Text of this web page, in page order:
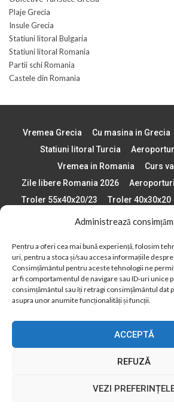
Administrează
Pentru a oferi cea mai bună experiență, folosim
uri, pentru a stoca și/sau accesa informațiile
Consimțământul pentru aceste tehnologii ne
ar fi comportamentul de navigare sau ID-uri unice
consimțământul sau îți retragi consimțământul dat
asupra unor anumite funcționalități și funcții.
ACCEPTĂ
REFUZĂ
VEZI
Plaje Grecia
Insule Grecia
Statiuni litoral Bulgaria
Statiuni litoral Romania
Partii schi Romania
Castele din Romania
Vremea Grecia Cu masina in Grecia
Statiuni litoral Turcia
Vremea in Romania
Curs
Zile libere Romania 2026
Troler 55x40x20/23
Troler 40x30x20
Paste 2026
Cele mai bune
Plaje din Europa
Concerte
Asigurare de calatorie
Când se
Calendar Formula 1 sezon 2026
Despre AirlinesTravel.ro
Politică
Cookie Policy (AU)
Politică
Politică cookie-uri (Canada)
2012 - 2025 © Toate drepturile